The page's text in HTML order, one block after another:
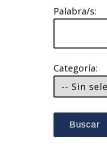
Palabra/s:
Categoría:
Buscar